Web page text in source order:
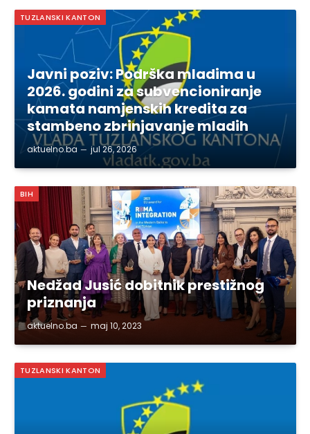
TUZLANSKI KANTON
Javni poziv: Podrška mladima u
2026. godini za subvencioniranje
kamata namjenskih kredita za
stambeno zbrinjavanje mladih
aktuelno.ba jul 26, 2026
BIH
Nedžad Jusić dobitnik prestižnog
priznanja
aktuelno.ba maj 10, 2023
TUZLANSKI KANTON